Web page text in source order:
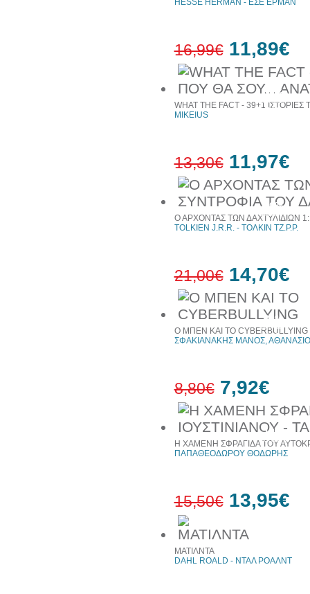
30%
έκπτωση
web
HESSE HERMAN - ΕΣΕ ΕΡΜΑΝ
16,99€ 11,89€
10%
έκπτωση
WHAT THE FACT - 39+1
MIKEIUS
13,30€ 11,97€
30%
έκπτωση
web
Ο ΑΡΧΟΝΤΑΣ ΤΩΝ ΔΑΧΤΥΛΙΔΙΩΝ
TOLKIEN J.R.R. - ΤΟΛΚΙΝ ΤΖ.Ρ.Ρ.
21,00€ 14,70€
10%
έκπτωση
Ο ΜΠΕΝ ΚΑΙ ΤΟ CYBERBULLYING
ΣΦΑΚΙΑΝΑΚΗΣ ΜΑΝΟΣ,
8,80€ 7,92€
Η ΧΑΜΕΝΗ ΣΦΡΑΓΙΔΑ ΤΟΥ
ΠΑΠΑΘΕΟΔΩΡΟΥ ΘΟΔΩΡΗΣ
15,50€ 13,95€
ΜΑΤΙΛΝΤΑ
DAHL ROALD - ΝΤΑΛ ΡΟΑΛΝΤ